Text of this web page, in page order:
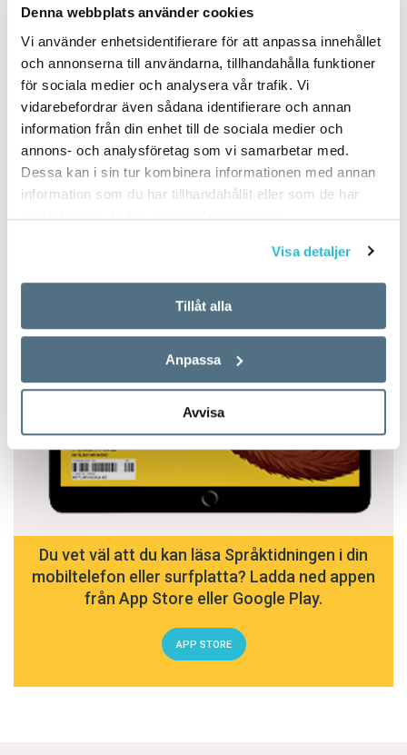
Denna webbplats använder cookies
Vi använder enhetsidentifierare för att anpassa innehållet
och annonserna till användarna, tillhandahålla funktioner
för sociala medier och analysera vår trafik. Vi
vidarebefordrar även sådana identifierare och annan
information från din enhet till de sociala medier och
annons- och analysföretag som vi samarbetar med.
Dessa kan i sin tur kombinera informationen med annan
information som du har tillhandahållit eller som de har
samlat in när du har använt deras tjänster.
Visa detaljer
Tillåt alla
Anpassa
Avvisa
Du vet väl att du kan läsa Språktidningen i din
mobiltelefon eller surfplatta? Ladda ned appen
från App Store eller Google Play.
APP STORE